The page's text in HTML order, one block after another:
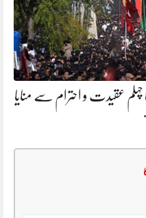
عقیدت و احترام سے منایا